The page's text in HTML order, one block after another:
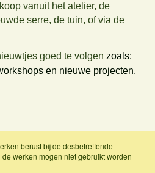
vanuit het atelier, de
serre, de tuin, of via de
goed te volgen zoals:
en nieuwe projecten.
berust bij de desbetreffende
werken mogen niet gebruikt worden